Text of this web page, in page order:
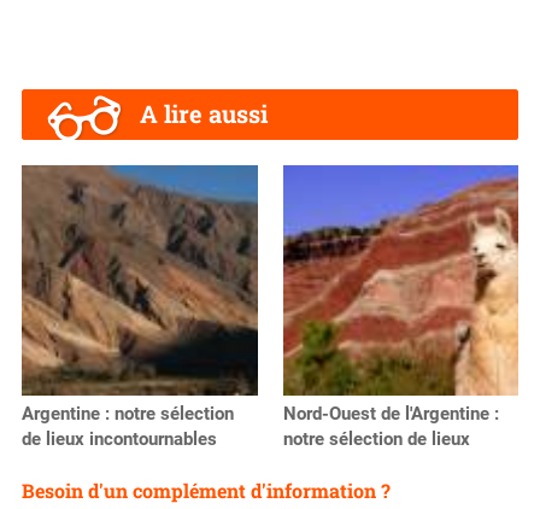
A lire aussi
Argentine : notre sélection
de lieux incontournables
Nord-Ouest de l'Argentine :
notre sélection de lieux
Besoin d'un complément d'information ?